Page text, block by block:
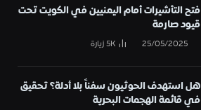
فتح التأشيرات أمام اليمنيين في الكويت تحت
قيود صارمة
25/05/2025
5Kزيارة
هل استهدف الحوثيون سفناً بلا أدلة؟ تحقيق
في قائمة الهجمات البحرية